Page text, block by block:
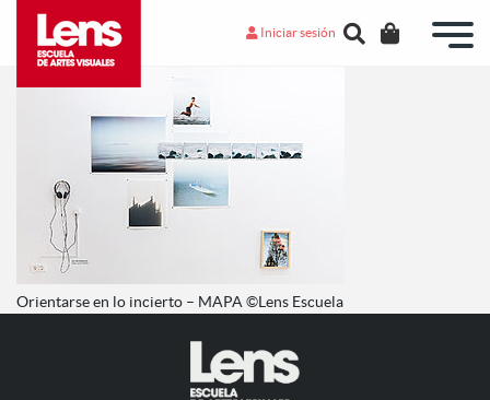
Iniciar sesión
Orientarse en lo incierto – MAPA ©Lens Escuela